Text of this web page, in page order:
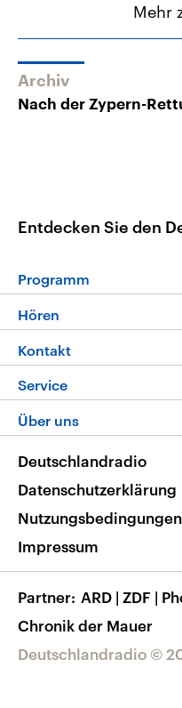
Mehr
Archiv
Nach der Zypern-
Entdecken Sie den
Programm
Die Nachrichten
Nachrichtenleicht
Neue Beiträge
Hören
Livestream
Podcasts
Deutschlandfunk
Nachrichten App
Frequenzen
Kontakt
Hörerservice
Service
FAQ
Veranstaltungen
Musikliste
RSS
Über uns
Barrierefreiheit
Deutschlandradio ©
Deutschlandradio
Datenschutzerklärung
Nutzungsbedingungen
Impressum
Partner ARD | ZDF |
Chronik der Mauer